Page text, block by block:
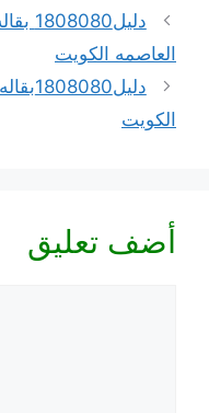
العاصمه الكويت
الكويت
أضف تعليق